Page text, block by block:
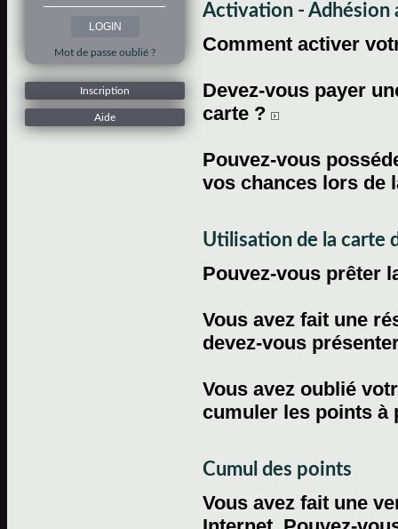
Mot de passe oublié ?
Inscription
Aide
Activation - Adhésion
Comment activer
Devez-vous payer
carte ?
Pouvez-vous
vos chances lors de
Utilisation de la carte
Pouvez-vous prêter
Vous avez fait une
devez-vous
Vous avez oublié
cumuler les points
Cumul des points
Vous avez fait une